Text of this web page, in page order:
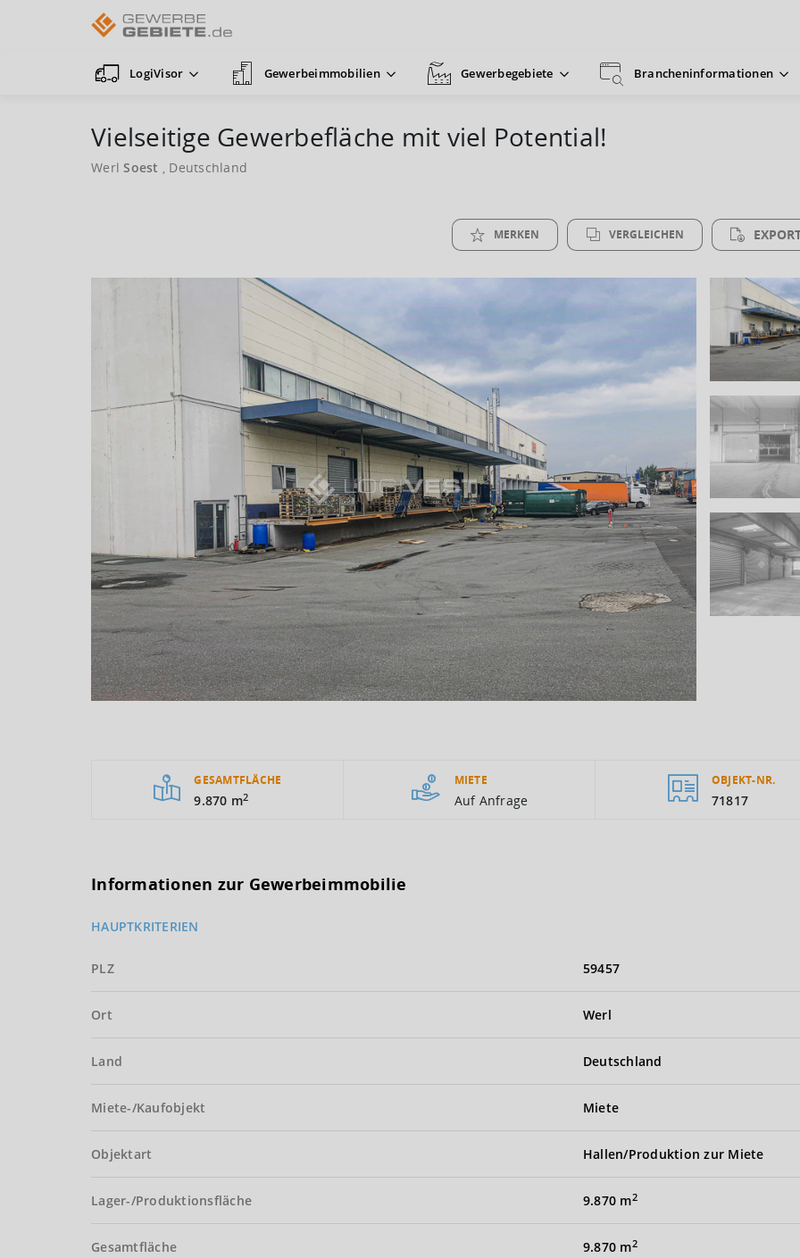
LogiVisor Gewerbeimmobilien Gewerbegebiete Brancheninformationen
Vielseitige Gewerbefläche mit viel Potential!
WerlSoest , Deutschland
MERKEN VERGLEICHEN
GESAMTFLÄCHE
9.870 m2
MIETE
Auf Anfrage
OBJEKT-NR.
71817
Informationen zur Gewerbeimmobilie
HAUPTKRITERIEN
PLZ 59457
Ort Werl
Land Deutschland
Miete-/Kaufobjekt Miete
Objektart Hallen/Produktion zur Miete
Lager-/Produktionsfläche 9.870 m2
Gesamtfläche 9.870 m2